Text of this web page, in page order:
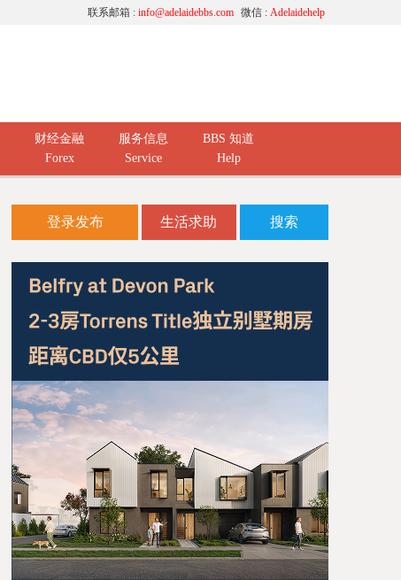
微信 : Adelaidehelp
联系邮箱 : info@adelaidebbs.com
财经金融
Forex
服务信息
Service
BBS 知道
Help
登录发布 生活求助 搜索